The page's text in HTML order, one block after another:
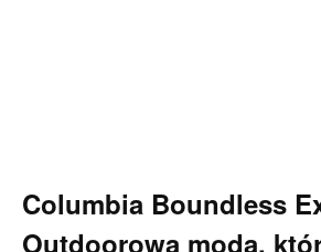
Columbia Boundless
Outdoorowa moda,